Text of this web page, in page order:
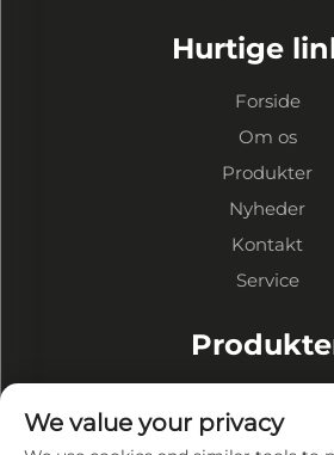
Hurtige
Forside
Om os
Produkter
Nyheder
Kontakt
Service
Stålkonstruktion
We value your privacy